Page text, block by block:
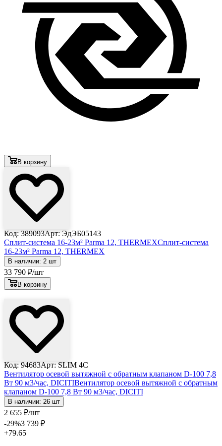
В корзину
Код: 389093Арт: ЭдЭБ05143
Сплит-система 16-23м² Parma 12, THERMEXСплит-система
16-23м² Parma 12, THERMEX
В наличии: 2 шт
33 790 ₽/шт
В корзину
Код: 94683Арт: SLIM 4C
Вентилятор осевой вытяжной с обратным клапаном D-100 7,8
Вт 90 м3/час, DICITIВентилятор осевой вытяжной с обратным
клапаном D-100 7,8 Вт 90 м3/час, DICITI
В наличии: 26 шт
2 655 ₽/шт
-29%3 739 ₽
+79.65